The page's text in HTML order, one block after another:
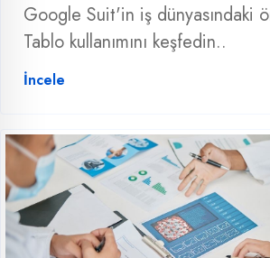
Google Suit'in iş dünyasındaki
Tablo kullanımını keşfedin..
İncele